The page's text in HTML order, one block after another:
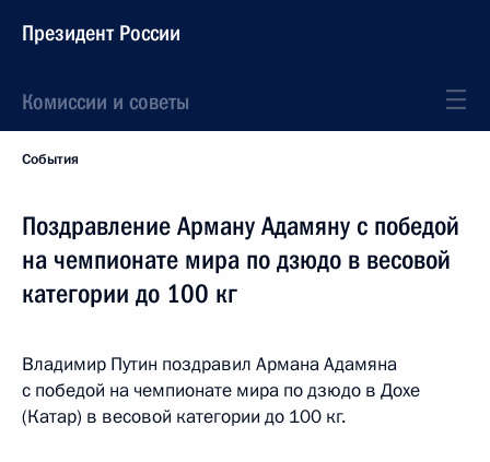
Президент России
Комиссии и советы
События
Поздравление Арману Адамяну с победой
на чемпионате мира по дзюдо в весовой
категории до 100 кг
Владимир Путин поздравил Армана Адамяна
с победой на чемпионате мира по дзюдо в Дохе
(Катар) в весовой категории до 100 кг.